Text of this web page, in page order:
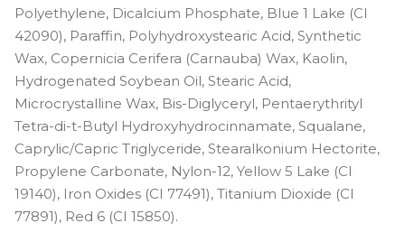
Polyethylene, Dicalcium Phosphate, Blue 1 Lake (CI
42090), Paraffin, Polyhydroxystearic Acid, Synthetic
Wax, Copernicia Cerifera (Carnauba) Wax, Kaolin,
Hydrogenated Soybean Oil, Stearic Acid,
Microcrystalline Wax, Bis-Diglyceryl, Pentaerythrityl
Tetra-di-t-Butyl Hydroxyhydrocinnamate, Squalane,
Caprylic/Capric Triglyceride, Stearalkonium Hectorite,
Propylene Carbonate, Nylon-12, Yellow 5 Lake (CI
19140), Iron Oxides (CI 77491), Titanium Dioxide (CI
77891), Red 6 (CI 15850).